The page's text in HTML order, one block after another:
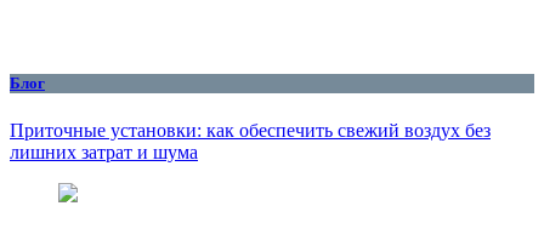
Блог
Приточные установки: как обеспечить свежий воздух без
лишних затрат и шума